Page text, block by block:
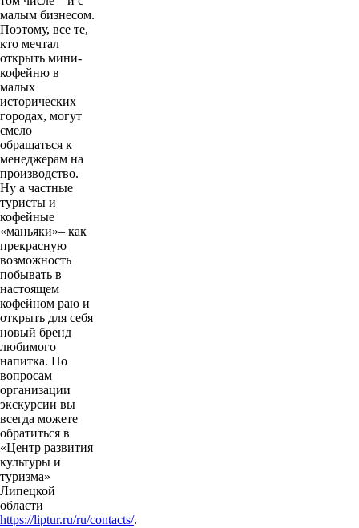
малым бизнесом.
Поэтому, все те,
кто мечтал
открыть мини-
кофейню в
малых
исторических
городах, могут
смело
обращаться к
менеджерам на
производство.
Ну а частные
туристы и
кофейные
«маньяки»– как
прекрасную
возможность
побывать в
настоящем
кофейном раю и
открыть для себя
новый бренд
любимого
напитка. По
вопросам
организации
экскурсии вы
всегда можете
обратиться в
«Центр развития
культуры и
туризма»
Липецкой
области
https://liptur.ru/ru/contacts/.